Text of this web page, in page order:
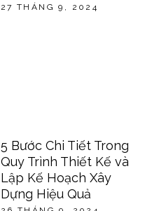
27 THÁNG 9, 2024
5 Bước Chi Tiết Trong
Quy Trình Thiết Kế và
Lập Kế Hoạch Xây
Dựng Hiệu Quả